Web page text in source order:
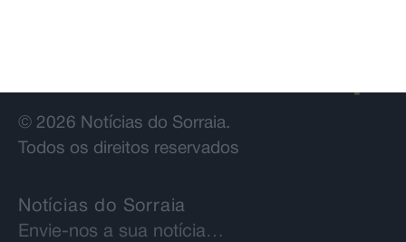
© 2026 Notícias do Sorraia.
Todos os direitos reservados
Notícias do Sorraia
Envie-nos a sua notícia…